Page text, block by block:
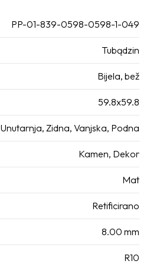
PP-01-839-0598-0598-1-049
Tubądzin
Bijela, bež
59.8x59.8
Unutarnja, Zidna, Vanjska, Podna
Kamen, Dekor
Mat
Retificirano
8.00 mm
R10